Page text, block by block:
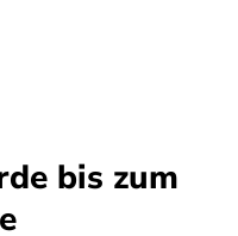
bis zum